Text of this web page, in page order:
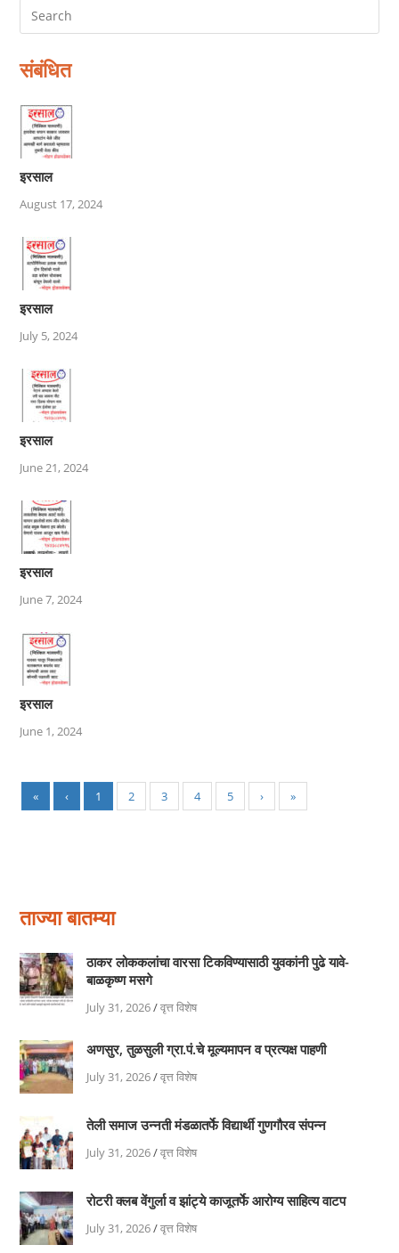
संबंधित
इरसाल
August 17, 2024
इरसाल
July 5, 2024
इरसाल
June 21, 2024
इरसाल
June 7, 2024
इरसाल
June 1, 2024
« ‹ 1 2 3 4 5 › »
ताज्या बातम्या
ठाकर लोककलांचा वारसा टिकविण्यासाठी युवकांनी पुढे यावे-
बाळकृष्ण मसगे
July 31, 2026/वृत्त विशेष
अणसुर, तुळसुली ग्रा.पं.चे मूल्यमापन व प्रत्यक्ष पाहणी
July 31, 2026/वृत्त विशेष
तेली समाज उन्नती मंडळातर्फे विद्यार्थी गुणगौरव संपन्न
July 31, 2026/वृत्त विशेष
रोटरी क्लब वेंगुर्ला व झांट्ये काजूतर्फे आरोग्य साहित्य वाटप
July 31, 2026/वृत्त विशेष